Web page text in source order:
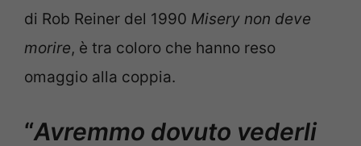
di Rob Reiner del 1990 Misery non deve
morire, è tra coloro che hanno reso
omaggio alla coppia.
“Avremmo dovuto vederli